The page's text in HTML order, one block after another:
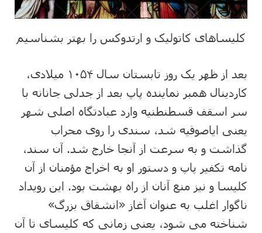
کلیساهای کاتولیک و ارتدوکس را بهتر بشناسیم
بعد از ظهر یک روز تابستان سال ۱۰۵۴ میلادی،
کاردینال همبر نماینده پاپ بعد از جدلی جانانه با
سر اسقف قسطنطنیه وارد عبادتگاه اصلی شهر
یعنی ایاصوفیه شد، سندی را روی محراب
گذاشت و به سرعت از آنجا خارج شد. آن سند،
نامه تکفیر پاپ و دستور او به اخراج مؤمنان از آن
کلیسا و نیز منع آنان از راه بهشت بود. این رویداد
ناگوار اغلب به عنوان آغاز «انشقاق بزرگ»
شناخته می شود، یعنی زمانی که کلیسای تا آن